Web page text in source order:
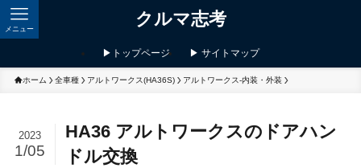
クルマ志考
メニュー
▶トップページ ▶ サイトマップ
ホーム 全車種 アルトワークス(HA36S) アルトワークス-内装・外装
HA36 アルトワークスのドアハン
ドル交換
2023
1/05